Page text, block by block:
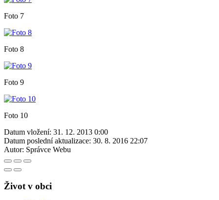
Foto 7
Foto 8
Foto 9
Foto 10
Datum vložení: 31. 12. 2013 0:00
Datum poslední aktualizace: 30. 8. 2016 22:07
Autor: Správce Webu
Život v obci